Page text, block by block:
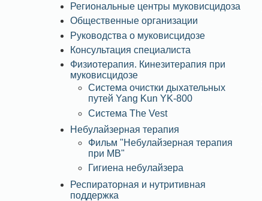
Региональные центры муковисцидоза
Общественные организации
Руководства о муковисцидозе
Консультация специалиста
Физиотерапия. Кинезитерапия при
муковисцидозе
Система очистки дыхательных
путей Yang Kun YK-800
Система The Vest
Небулайзерная терапия
Фильм "Небулайзерная терапия
при МВ"
Гигиена небулайзера
Респираторная и нутритивная
поддержка